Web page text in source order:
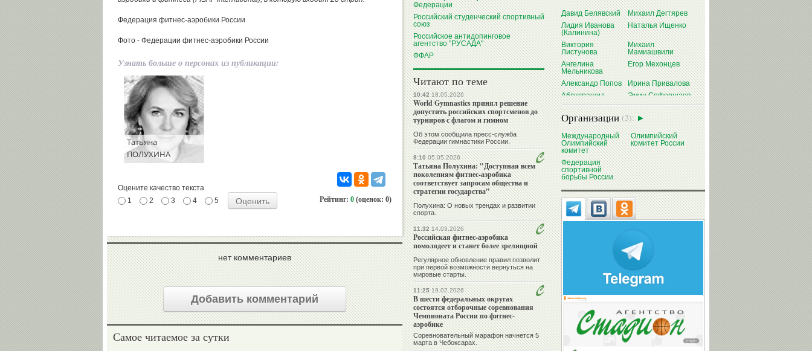
Федерация фитнес-аэробики России
Фото - Федерации фитнес-аэробики России
Узнать больше о персонах из публикации:
Татьяна
ПОЛУХИНА
Оцените качество текста
Рейтинг: 0 (оценок: 0)
1 2 3 4 5
нет комментариев
Добавить комментарий
Самое читаемое за сутки
Федерации
Российский студенческий спортивный
союз
Российское антидопинговое
агентство "РУСАДА"
ФФАР
Читают по теме
10:4218.05.2026
World Gymnastics принял решение
допустить российских спортсменов до
турниров с флагом и гимном
Об этом сообщила пресс-служба
Федерации гимнастики России.
8:1005.05.2026
Татьяна Полухина: "Доступная всем
поколениям фитнес-аэробика
соответствует запросам общества и
стратегии государства"
Полухина: О новых трендах и развитии
спорта.
11:3214.03.2026
Российская фитнес-аэробика
помолодеет и станет более зрелищной
Регулярное обновление правилпозволит
при первой возможности вернуться на
мировые старты.
11:2519.02.2026
В шести федеральных округах
состоятся отборочные соревнования
Чемпионата России по фитнес-
аэробике
Соревновательный марафон начнется 5
марта в Чебоксарах.
Давид Белявский
Михаил Дегтярев
Лидия Иванова
(Калинина)
Наталья Ищенко
Виктория
Листунова
Михаил
Мамиашвили
Ангелина
Мельникова
Егор Мехонцев
Александр Попов
Ирина Привалова
Абдулрашид
Садулаев
Эмин Сефершаев
Виталий Щербо
Организации(3):
Международный
Олимпийский
комитет
Олимпийский
комитет России
Федерация
спортивной
борьбы России